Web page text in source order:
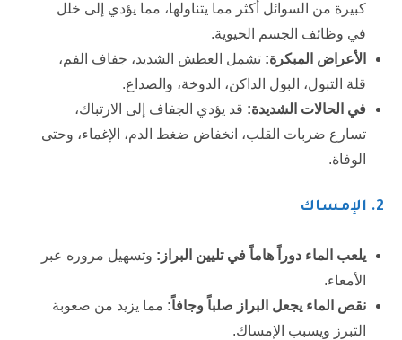
كبيرة من السوائل أكثر مما يتناولها، مما يؤدي إلى خلل
في وظائف الجسم الحيوية.
الأعراض المبكرة: تشمل العطش الشديد، جفاف الفم،
قلة التبول، البول الداكن، الدوخة، والصداع.
في الحالات الشديدة: قد يؤدي الجفاف إلى الارتباك،
تسارع ضربات القلب، انخفاض ضغط الدم، الإغماء، وحتى
الوفاة.
2. الإمساك
يلعب الماء دوراً هاماً في تليين البراز: وتسهيل مروره عبر
الأمعاء.
نقص الماء يجعل البراز صلباً وجافاً: مما يزيد من صعوبة
التبرز ويسبب الإمساك.